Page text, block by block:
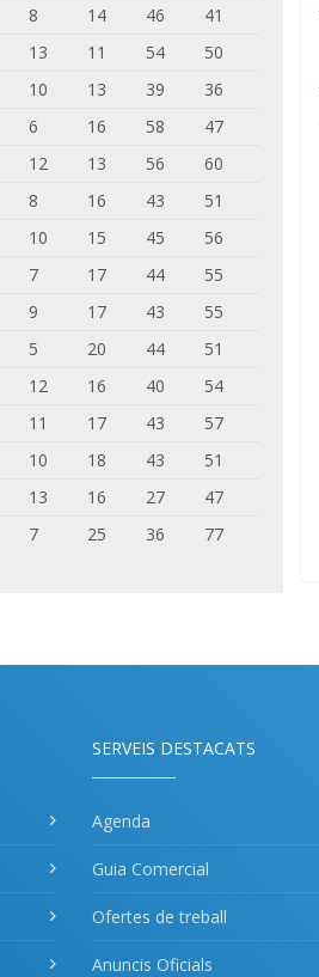
8 14 46
41
13 11 54
50
10 13 39
36
6 16 58
47
12 13 56
60
8 16 43
51
10 15 45
56
7 17 44
55
9 17 43
55
5 20 44
51
12 16 40
54
11 17 43
57
10 18 43
51
13 16 27
47
7 25 36 77
SERVEIS DESTACATS
Agenda
Guia Comercial
Ofertes de treball
Anuncis Oficials